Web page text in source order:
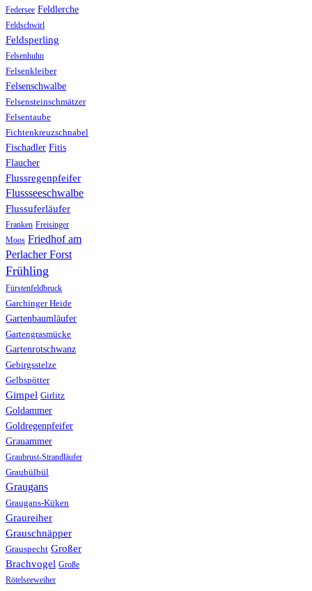
Federsee Feldlerche
Feldschwirl
Feldsperling
Felsenhuhn
Felsenkleiber
Felsenschwalbe
Felsensteinschmätzer
Felsentaube
Fichtenkreuzschnabel
Fischadler Fitis
Flaucher
Flussregenpfeifer
Flussseeschwalbe
Flussuferläufer
Franken Freisinger
Moos Friedhof am
Perlacher Forst
Frühling
Fürstenfeldbruck
Garchinger Heide
Gartenbaumläufer
Gartengrasmücke
Gartenrotschwanz
Gebirgsstelze
Gelbspötter
Gimpel Girlitz
Goldammer
Goldregenpfeifer
Grauammer
Graubrust-Strandläufer
Graubülbül
Graugans
Graugans-Küken
Graureiher
Grauschnäpper
Grauspecht Großer
Brachvogel Große
Rötelseeweiher